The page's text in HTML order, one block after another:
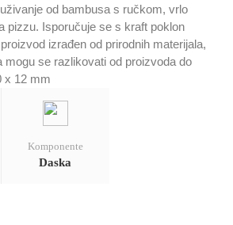
od bambusa s ručkom, vrlo
pizzu. Isporučuje se s kraft poklon
izrađen od prirodnih materijala,
mogu se razlikovati od proizvoda do
x 12 mm
Komponente
Daska